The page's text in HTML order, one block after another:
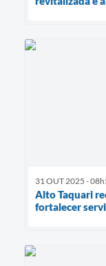
31 OUT 2025 -
Alto Taquari
fortalecer